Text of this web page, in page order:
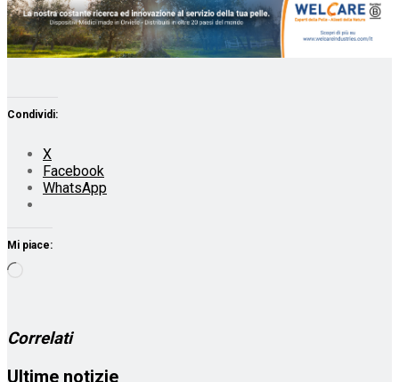
Condividi:
X
Facebook
WhatsApp
Mi piace:
Correlati
Ultime notizie